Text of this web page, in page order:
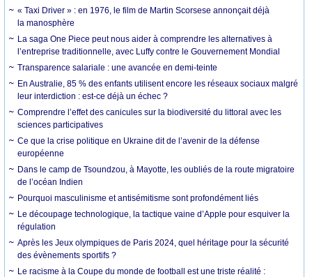
« Taxi Driver » : en 1976, le film de Martin Scorsese annonçait déjà
la manosphère
La saga One Piece peut nous aider à comprendre les alternatives à
l’entreprise traditionnelle, avec Luffy contre le Gouvernement Mondial
Transparence salariale : une avancée en demi-teinte
En Australie, 85 % des enfants utilisent encore les réseaux sociaux malgré
leur interdiction : est-ce déjà un échec ?
Comprendre l’effet des canicules sur la biodiversité du littoral avec les
sciences participatives
Ce que la crise politique en Ukraine dit de l’avenir de la défense
européenne
Dans le camp de Tsoundzou, à Mayotte, les oubliés de la route migratoire
de l’océan Indien
Pourquoi masculinisme et antisémitisme sont profondément liés
Le découpage technologique, la tactique vaine d’Apple pour esquiver la
régulation
Après les Jeux olympiques de Paris 2024, quel héritage pour la sécurité
des évènements sportifs ?
Le racisme à la Coupe du monde de football est une triste réalité :